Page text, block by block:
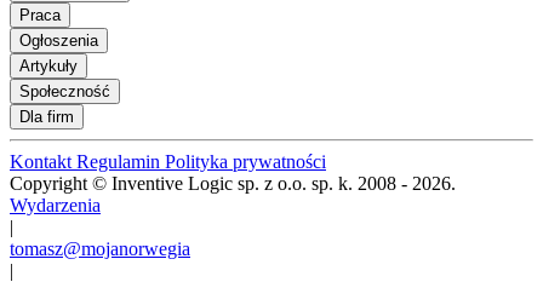
Praca
Ogłoszenia
Artykuły
Społeczność
Dla firm
Kontakt Regulamin Polityka prywatności
Copyright © Inventive Logic sp. z o.o. sp. k. 2008 - 2026.
Wydarzenia
|
tomasz@mojanorwegia
|